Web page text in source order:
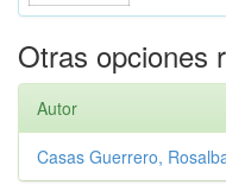
Otras opciones
Autor
Casas Guerrero,